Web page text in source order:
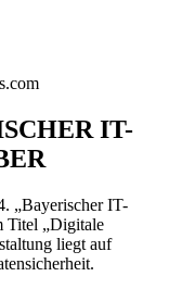
IT-
„Bayerischer IT-
Titel „Digitale
liegt auf